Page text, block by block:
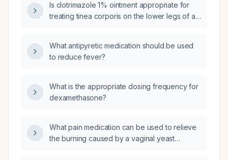
the earliest time she can be accurately tested
for sexually transmitted infections?
Is clotrimazole 1% ointment appropriate for
treating tinea corporis on the lower legs of an
What antipyretic medication should be used
to reduce fever?
What is the appropriate dosing frequency for
dexamethasone?
What pain medication can be used to relieve
the burning caused by a vaginal yeast